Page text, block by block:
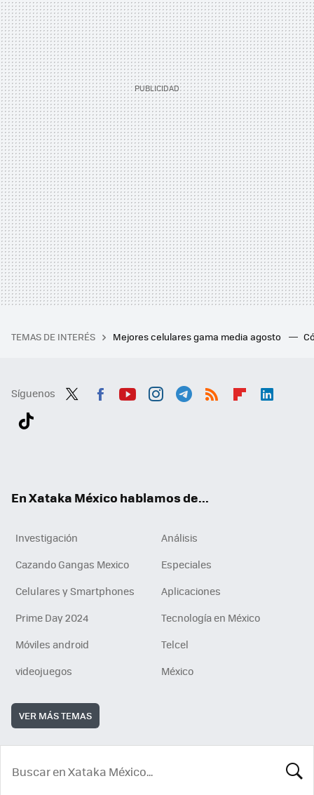
TEMAS DE INTERÉS Mejores celulares gama media agosto
Síguenos
En Xataka México hablamos de...
Investigación
Análisis
Cazando Gangas Mexico
Especiales
Celulares y Smartphones
Aplicaciones
Prime Day 2024
Tecnología en México
Móviles android
Telcel
videojuegos
México
VER MÁS TEMAS